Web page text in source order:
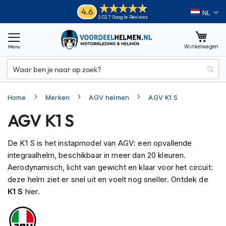
4.6
3.027 Google Reviews
Ga
naar
inhoud
Taal
Winkelwagen
M
o
t
o
h
l
e
n
A
d
v
e
n
t
u
r
e
Home Merken AGV helmen AGV K1 S
AGV K1 S
De K1 S is het instapmodel van AGV: een opvallende
integraalhelm, beschikbaar in meer dan 20 kleuren.
Aerodynamisch, licht van gewicht en klaar voor het circuit:
deze helm ziet er snel uit en voelt nog sneller. Ontdek de
K1 S hier.